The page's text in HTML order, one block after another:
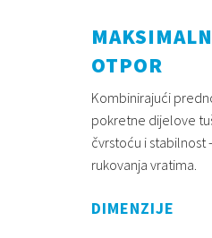
OTPOR
Kombinirajući
pokretne dijelove
čvrstoću i stabilnost
rukovanja vratima.
DIMENZIJE